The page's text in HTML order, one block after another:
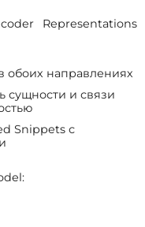
Representations
обоих направлениях
сущности и связи
Snippets с